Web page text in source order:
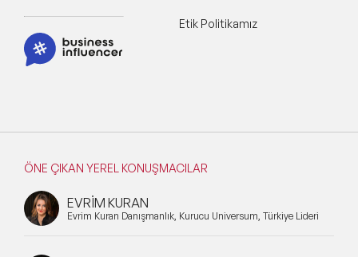
Etik Politikamız
ÖNE ÇIKAN YEREL KONUŞMACILAR
EVRİM KURAN
Evrim Kuran Danışmanlık, Kurucu Universum, Türkiye Lideri